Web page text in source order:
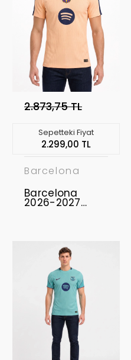
2.873,75 TL
Sepetteki Fiyat
2.299,00 TL
Barcelona
Barcelona
2026-2027